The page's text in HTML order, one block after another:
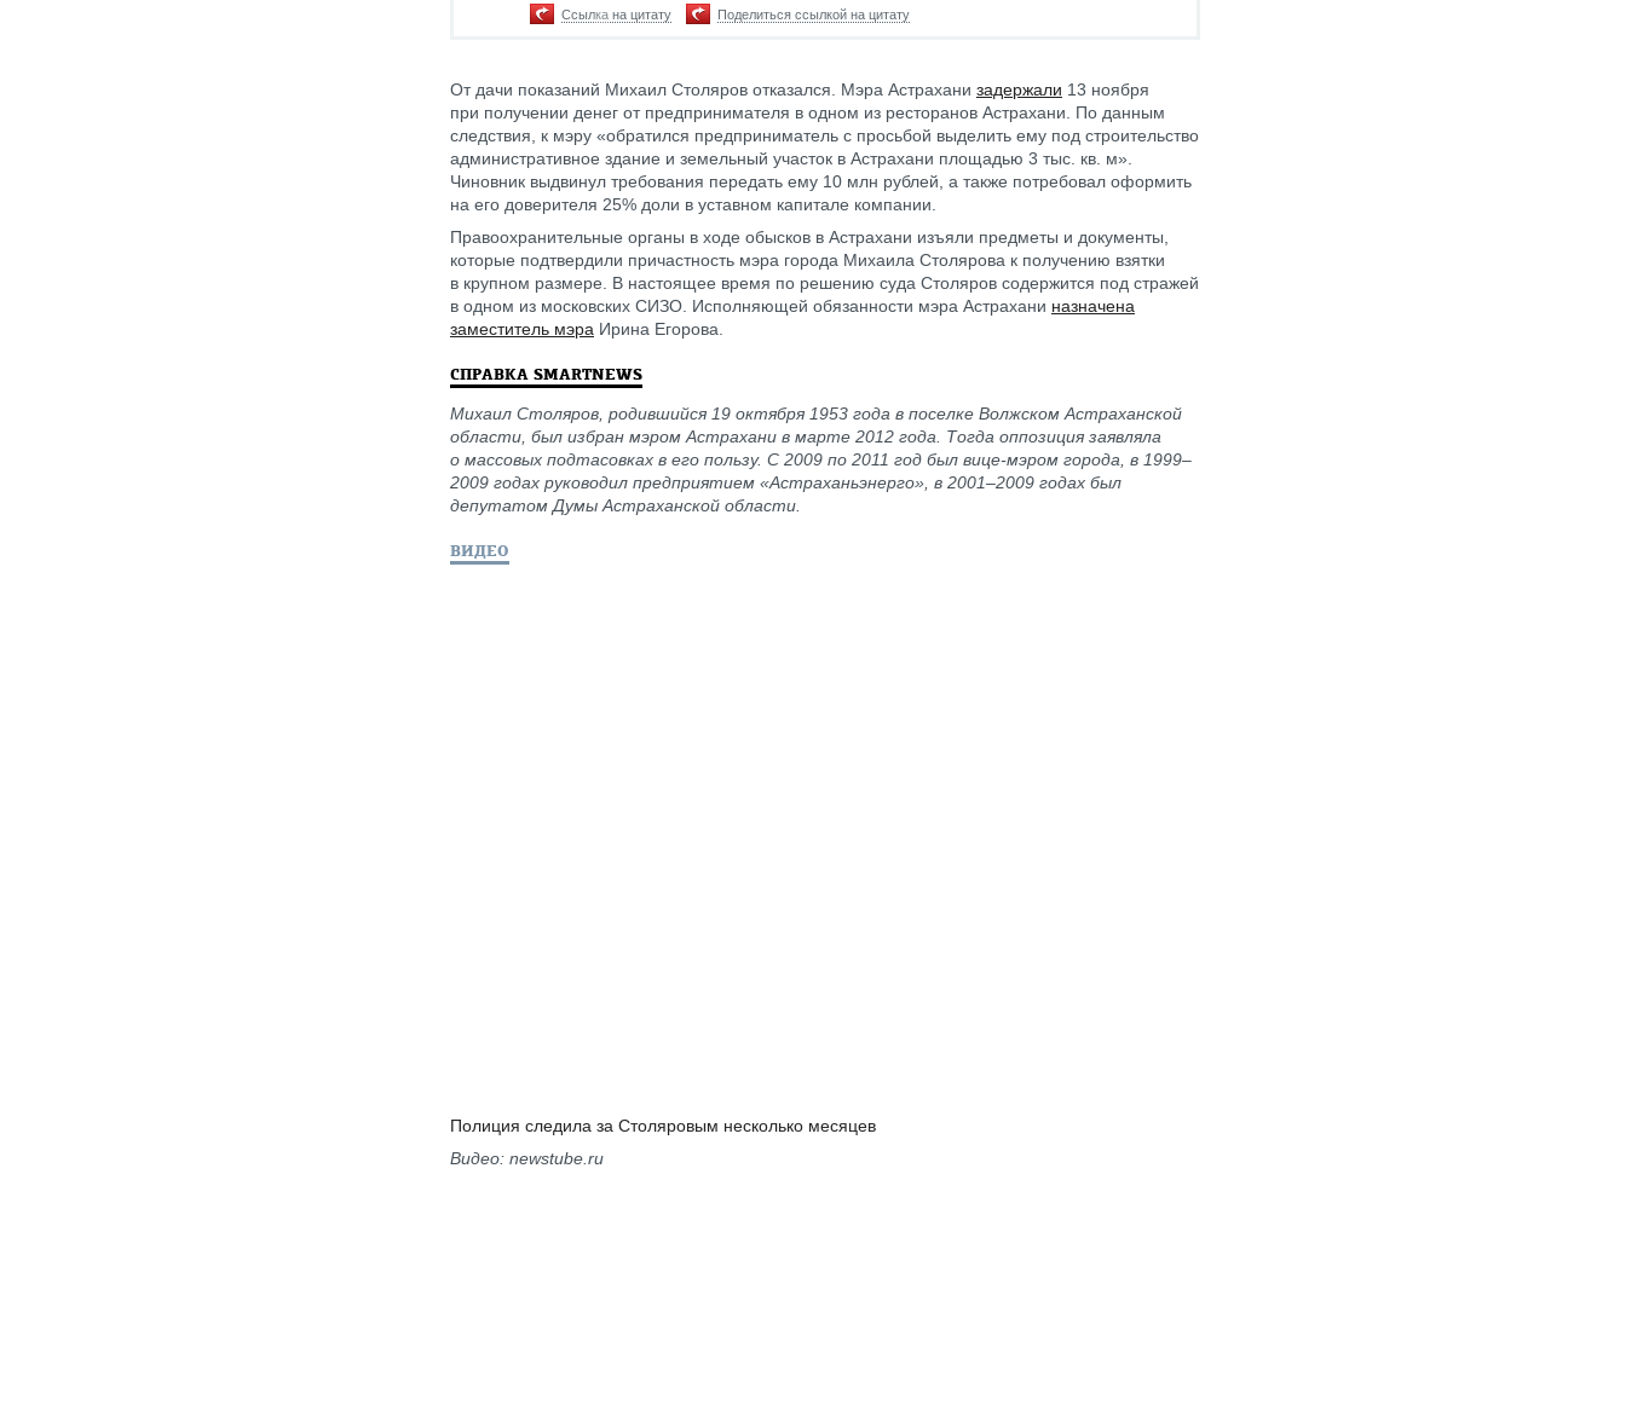
Ссылка на цитату Поделиться ссылкой на цитату
От дачи показаний Михаил Столяров отказался. Мэра Астрахани задержали 13 ноября
при получении денег от предпринимателя в одном из ресторанов Астрахани. По данным
следствия, к мэру «обратился предприниматель с просьбой выделить ему под строительство
административное здание и земельный участок в Астрахани площадью 3 тыс. кв. м».
Чиновник выдвинул требования передать ему 10 млн рублей, а также потребовал оформить
на его доверителя 25% доли в уставном капитале компании.
Правоохранительные органы в ходе обысков в Астрахани изъяли предметы и документы,
которые подтвердили причастность мэра города Михаила Столярова к получению взятки
в крупном размере. В настоящее время по решению суда Столяров содержится под стражей
в одном из московских СИЗО. Исполняющей обязанности мэра Астрахани назначена
заместитель мэра Ирина Егорова.
СПРАВКА SMARTNEWS
Михаил Столяров, родившийся 19 октября 1953 года в поселке Волжском Астраханской
области, был избран мэром Астрахани в марте 2012 года. Тогда оппозиция заявляла
о массовых подтасовках в его пользу. С 2009 по 2011 год был вице-мэром города, в 1999–
2009 годах руководил предприятием «Астраханьэнерго», в 2001–2009 годах был
депутатом Думы Астраханской области.
ВИДЕО
Полиция следила за Столяровым несколько месяцев
Видео: newstube.ru